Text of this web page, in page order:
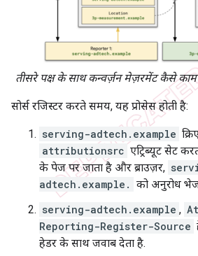
तीसरे पक्ष के साथ कन्वर्ज़न मेज़रमेंट कैसे काम
सोर्स रजिस्टर करते समय, यह प्रोसेस होती है:
serving-adtech.example
attributionsrc एट्रिब्यूट सेट
के पेज पर जाता है और ब्राउज़र,
adtech.example. को अनुरोध
serving-adtech.example ,
Reporting-Register-Source
हेडर के साथ जवाब देता है.